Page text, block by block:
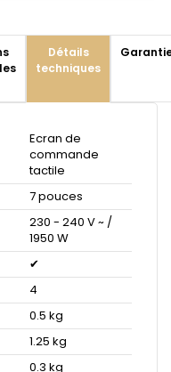
Détails
techniques
Ecran de
commande
tactile
7 pouces
230 - 240 V ~ /
1950 W
✔
4
0.5 kg
1.25 kg
0.3 kg